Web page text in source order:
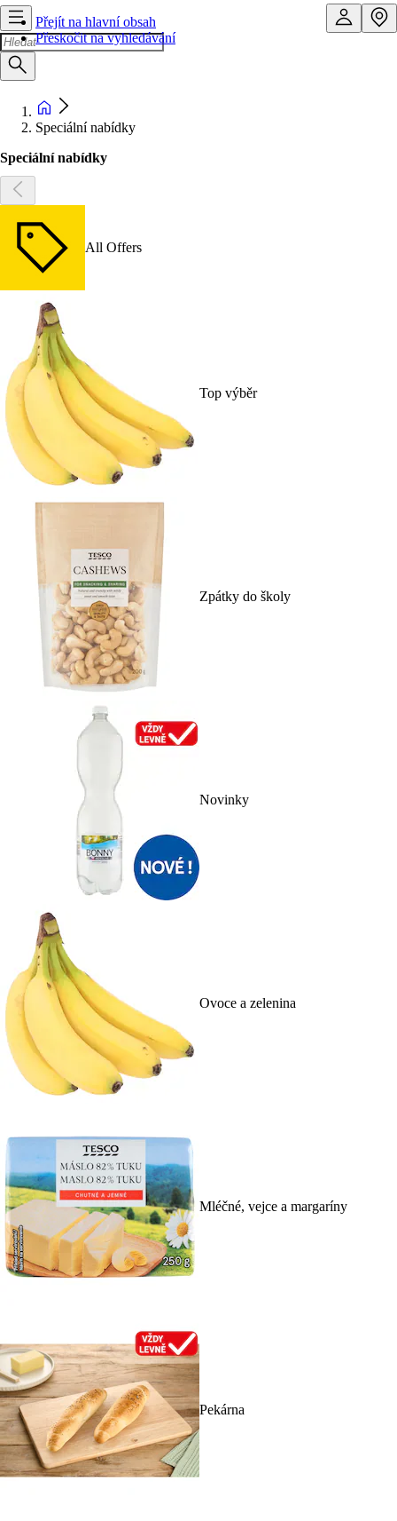
Přejít na hlavní obsah
Přeskočit na vyhledávání
Speciální nabídky
Speciální nabídky
All Offers
Top výběr
Zpátky do školy
Novinky
Ovoce a zelenina
Mléčné, vejce a margaríny
Pekárna